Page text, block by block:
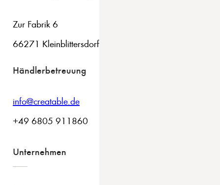
Zur Fabrik 6
66271 Kleinblittersdorf
Händlerbetreuung
info@creatable.de
+49 6805 911860
Unternehmen